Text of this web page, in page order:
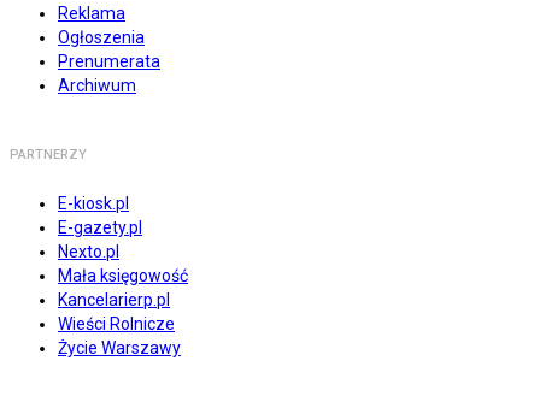
Reklama
Ogłoszenia
Prenumerata
Archiwum
PARTNERZY
E-kiosk.pl
E-gazety.pl
Nexto.pl
Mała księgowość
Kancelarierp.pl
Wieści Rolnicze
Życie Warszawy